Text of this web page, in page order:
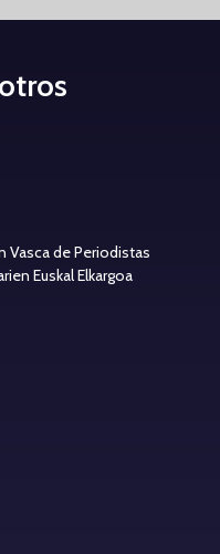
Vasca de Periodistas
Euskal Elkargoa